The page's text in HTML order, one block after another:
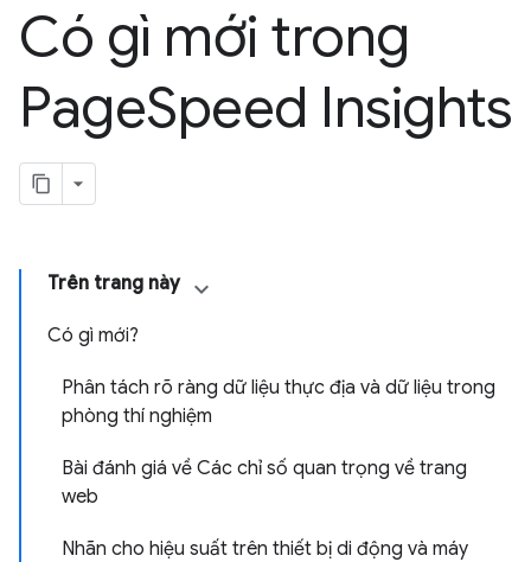
Có gì mới trong
PageSpeed Insights
Trên trang này
Có gì mới?
Phân tách rõ ràng dữ liệu thực địa và dữ liệu trong
phòng thí nghiệm
Bài đánh giá về Các chỉ số quan trọng về trang
web
Nhãn cho hiệu suất trên thiết bị di động và máy